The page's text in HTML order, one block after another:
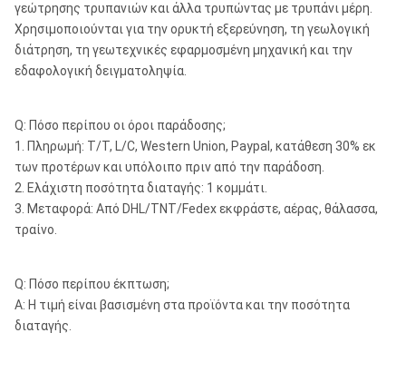
γεώτρησης τρυπανιών και άλλα τρυπώντας με τρυπάνι μέρη.
Χρησιμοποιούνται για την ορυκτή εξερεύνηση, τη γεωλογική
διάτρηση, τη γεωτεχνικές εφαρμοσμένη μηχανική και την
εδαφολογική δειγματοληψία.
Q: Πόσο περίπου οι όροι παράδοσης;
1. Πληρωμή: T/T, L/C, Western Union, Paypal, κατάθεση 30% εκ
των προτέρων και υπόλοιπο πριν από την παράδοση.
2. Ελάχιστη ποσότητα διαταγής: 1 κομμάτι.
3. Μεταφορά: Από DHL/TNT/Fedex εκφράστε, αέρας, θάλασσα,
τραίνο.
Q: Πόσο περίπου έκπτωση;
Α: Η τιμή είναι βασισμένη στα προϊόντα και την ποσότητα
διαταγής.